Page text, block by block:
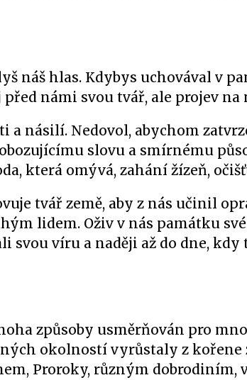
náš hlas. Kdybys uchovával v
námi svou tvář, ale projev na
a násilí. Nedovol, abychom
slovu a smírnému
která omývá, zahání žízeň,
tvář země, aby z nás učinil
lidem. Oživ v nás památku
svou víru a naději až do dne,
způsoby usměrňován pro
okolností vyrůstaly z kořene
Proroky, různým dobrodiním,